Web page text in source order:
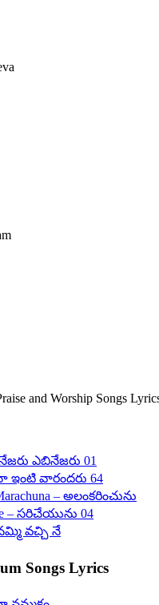
and Worship Songs
ఎబినేజరు 01
నా ఇంటి వారందరు 64
– అలంకరించును
– సరిచేయును 04
నమ్మి వచ్చి నే
Songs Lyrics